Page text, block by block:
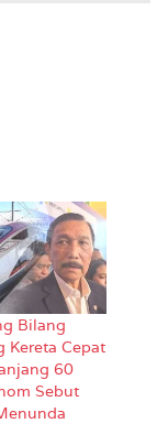
Bilang
Kereta Cepat
60
Sebut